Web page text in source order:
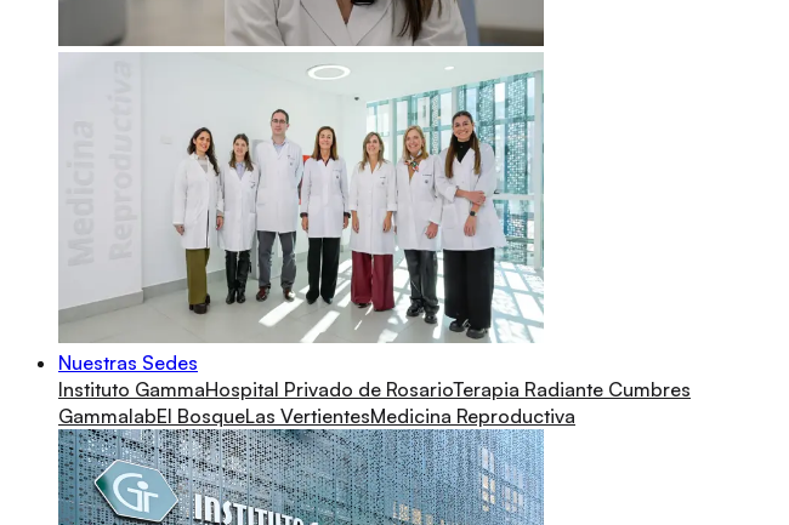
Nuestras Sedes
Instituto GammaHospital Privado de RosarioTerapia Radiante Cumbres
GammalabEl BosqueLas VertientesMedicina Reproductiva